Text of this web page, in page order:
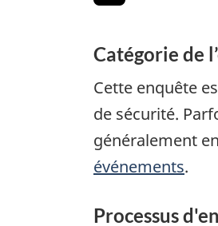
Catégorie de
Cette enquête
de sécurité.
généralement
événements.
Processus